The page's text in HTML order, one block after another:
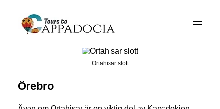
Aktiviteter för Cappadocia Tours
Cappadocia Tour paket
Cappadocia Balloon Tours Övrigt
Ortahisar slott
Örebro